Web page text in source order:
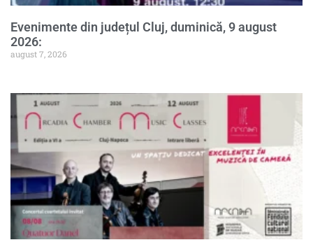
Evenimente din județul Cluj, duminică, 9 august
2026:
august 7, 2026